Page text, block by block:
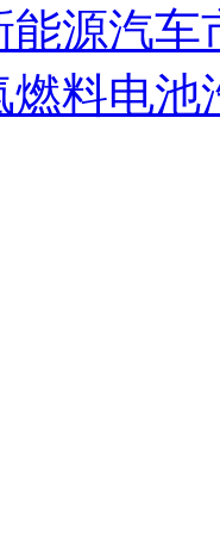
能源汽
燃料电